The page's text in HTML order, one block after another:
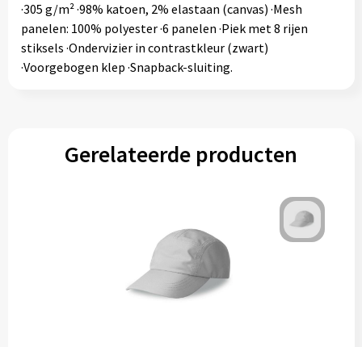
·305 g/m² ·98% katoen, 2% elastaan (canvas) ·Mesh
panelen: 100% polyester ·6 panelen ·Piek met 8 rijen
stiksels ·Ondervizier in contrastkleur (zwart)
·Voorgebogen klep ·Snapback-sluiting.
Gerelateerde producten